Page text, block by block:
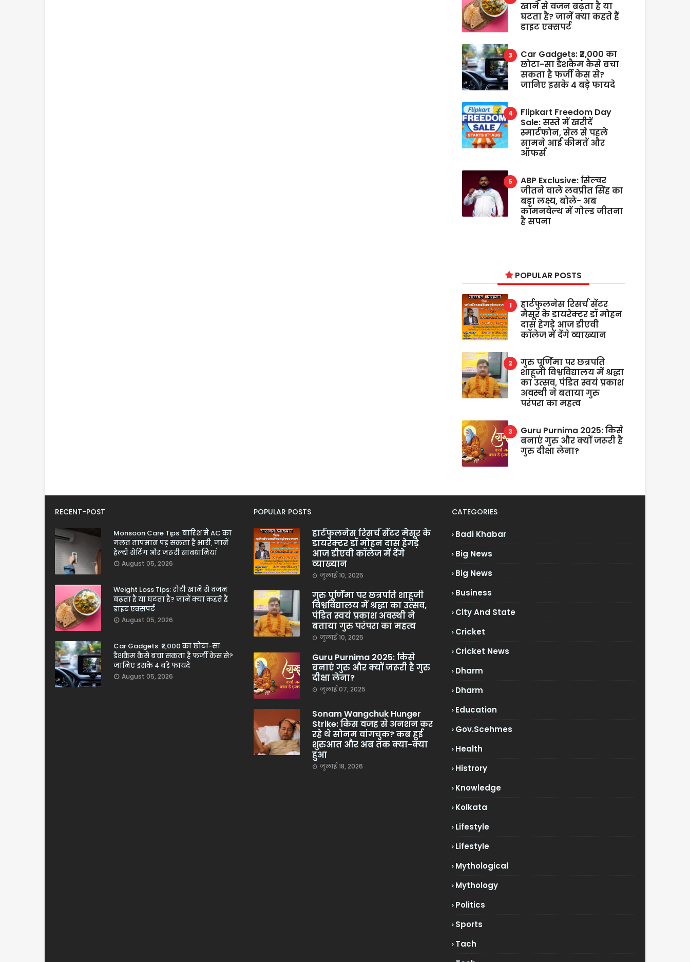
खाने से वजन बढ़ता है या
घटता है? जानें क्या कहते हैं
डाइट एक्सपर्ट
Car Gadgets: ₹2,000 का
छोटा-सा डैशकैम कैसे बचा
सकता है फर्जी केस से?
जानिए इसके 4 बड़े फायदे
Flipkart Freedom Day
Sale: सस्ते में खरीदें
स्मार्टफोन, सेल से पहले
सामने आईं कीमतें और
ऑफर्स
ABP Exclusive: सिल्वर
जीतने वाले लवप्रीत सिंह का
बड़ा लक्ष्य, बोले- अब
कॉमनवेल्थ में गोल्ड जीतना
है सपना
POPULAR POSTS
हार्टफुलनेस रिसर्च सेंटर
मैसूर के डायरेक्टर डॉ मोहन
दास हेगड़े आज डीएवी
कॉलेज में देंगे व्याख्यान
गुरु पूर्णिमा पर छत्रपति
शाहूजी विश्वविद्यालय में श्रद्धा
का उत्सव, पंडित स्वयं प्रकाश
अवस्थी ने बताया गुरु
परंपरा का महत्व
Guru Purnima 2025: किसे
बनाएं गुरु और क्यों जरूरी है
गुरु दीक्षा लेना?
RECENT-POST
Monsoon Care Tips: बारिश में AC का
गलत तापमान पड़ सकता है भारी, जानें
हेल्दी सेटिंग और जरूरी सावधानियां
August 05, 2026
Weight Loss Tips: रोटी खाने से वजन
बढ़ता है या घटता है? जानें क्या कहते हैं
डाइट एक्सपर्ट
August 05, 2026
Car Gadgets: ₹2,000 का छोटा-सा
डैशकैम कैसे बचा सकता है फर्जी केस से?
जानिए इसके 4 बड़े फायदे
August 05, 2026
POPULAR POSTS
हार्टफुलनेस रिसर्च सेंटर मैसूर के
डायरेक्टर डॉ मोहन दास हेगड़े
आज डीएवी कॉलेज में देंगे
व्याख्यान
जुलाई 10, 2025
गुरु पूर्णिमा पर छत्रपति शाहूजी
विश्वविद्यालय में श्रद्धा का उत्सव,
पंडित स्वयं प्रकाश अवस्थी ने
बताया गुरु परंपरा का महत्व
जुलाई 10, 2025
Guru Purnima 2025: किसे
बनाएं गुरु और क्यों जरूरी है गुरु
दीक्षा लेना?
जुलाई 07, 2025
Sonam Wangchuk Hunger
Strike: किस वजह से अनशन कर
रहे थे सोनम वांगचुक? कब हुई
शुरुआत और अब तक क्या-क्या
हुआ
जुलाई 18, 2026
CATEGORIES
Badi Khabar
Big News
Big News
Business
City And State
Cricket
Cricket News
Dharm
Dharm
Education
Gov.scehmes
Health
Histrory
Knowledge
Kolkata
Lifestyle
Lifestyle
Mythological
Mythology
Politics
Sports
Tach